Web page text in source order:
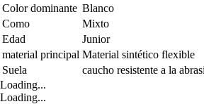
Color dominante Blanco
Como
Mixto
Edad
Junior
material principal Material sintético flexible
Suela
caucho resistente a la
Loading...
Loading...